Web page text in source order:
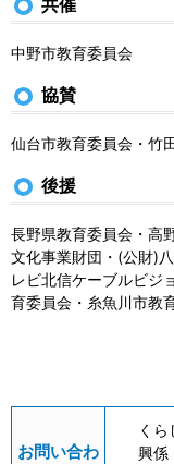
中野市教育委員会
協賛
仙台市教育委員会・竹
後援
長野県教育委員会・高
文化事業財団・(公財)
レビ北信ケーブルビジ
育委員会・糸魚川市教
お問い合わ
く
興係